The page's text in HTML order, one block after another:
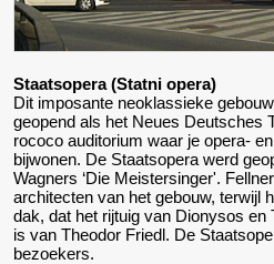
Staatsopera (Statni opera)
Dit imposante neoklassieke
geopend als het Neues Deutsches
rococo auditorium waar je opera-
bijwonen. De Staatsopera werd
Wagners ‘Die Meistersinger'.
architecten van het gebouw, terwijl
dak, dat het rijtuig van Dionysos en
is van Theodor Friedl. De
bezoekers.